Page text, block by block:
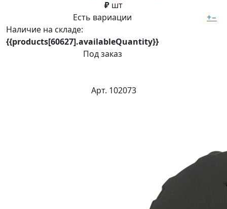
₽ шт
Есть вариации
Наличие на складе:
{{products[60627].availableQuantity}}
Под заказ
+−
Арт. 102073